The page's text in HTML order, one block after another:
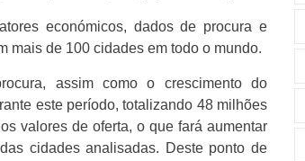
económicos, dados de procura e
mais de 100 cidades em todo o mundo.
assim como o crescimento do
este período, totalizando 48 milhões
valores de oferta, o que fará aumentar
cidades analisadas. Deste ponto de